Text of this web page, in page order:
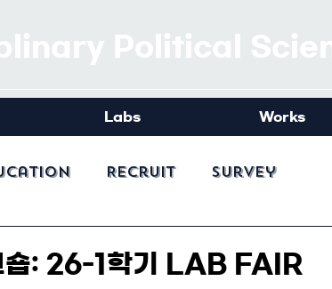
Labs Works
Recruit Survey
숍: 26-1학기 LAB FAIR